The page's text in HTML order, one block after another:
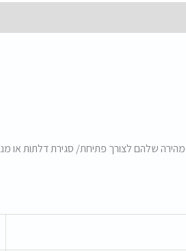
שלהם לצורך פתיחת/ סגירת דלתות או